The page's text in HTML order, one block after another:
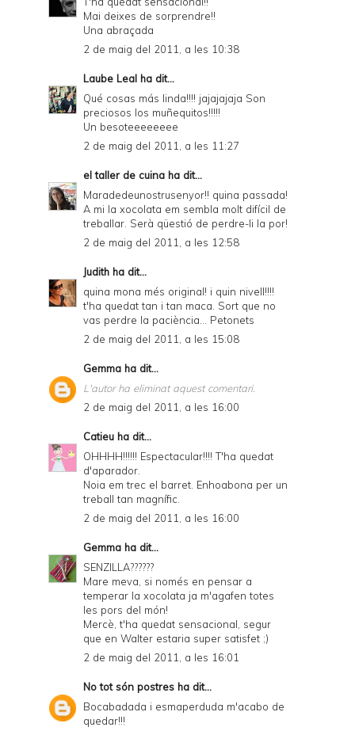
Mai deixes de sorprendre!!
Una abraçada
2 de maig del 2011, a les 10:38
Laube Leal ha dit...
Qué cosas más linda!!!! jajajajaja Son
preciosos los muñequitos!!!!!
Un besoteeeeeeee
2 de maig del 2011, a les 11:27
el taller de cuina ha dit...
Maradedeunostrusenyor!! quina passada!
A mi la xocolata em sembla molt difícil de
treballar. Serà qüestió de perdre-li la por!
2 de maig del 2011, a les 12:58
Judith ha dit...
quina mona més original! i quin nivell!!!!
t'ha quedat tan i tan maca. Sort que no
vas perdre la paciència... Petonets
2 de maig del 2011, a les 15:08
Gemma ha dit...
L'autor ha eliminat aquest comentari.
2 de maig del 2011, a les 16:00
Catieu ha dit...
OHHHH!!!!!! Espectacular!!!! T'ha quedat
d'aparador.
Noia em trec el barret. Enhoabona per un
treball tan magnífic.
2 de maig del 2011, a les 16:00
Gemma ha dit...
SENZILLA??????
Mare meva, si només en pensar a
temperar la xocolata ja m'agafen totes
les pors del món!
Mercè, t'ha quedat sensacional, segur
que en Walter estaria super satisfet ;)
2 de maig del 2011, a les 16:01
No tot són postres ha dit...
Bocabadada i esmaperduda m'acabo de
quedar!!!